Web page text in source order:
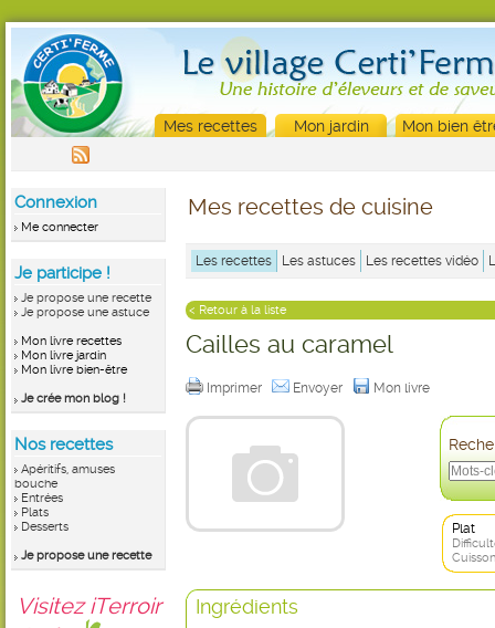
Mes recettes Mon jardin Mon bien
Connexion
Me connecter
Je participe !
Je propose une recette
Je propose une astuce
Mon livre recettes
Mon livre jardin
Mon livre bien-être
Je crée mon blog !
Nos recettes
Apéritifs, amuses
bouche
Entrées
Plats
Desserts
Je propose une recette
Visitez iTerroir
Mes recettes de cuisine
Les recettes Les astuces Les recettes vidéo
< Retour à la liste
Cailles au caramel
Imprimer Envoyer Mon livre
Plat
Ingrédients